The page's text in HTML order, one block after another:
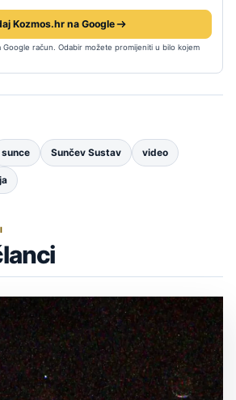
Kozmos.hr na Google
račun. Odabir možete promijeniti u bilo kojem
sunce Sunčev Sustav video